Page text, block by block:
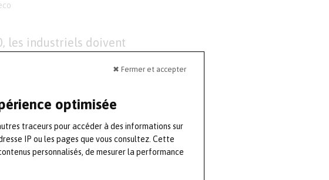
✖ Fermer et accepter
optimisée
traceurs pour accéder à des informations sur
IP ou les pages que vous consultez. Cette
personnalisés, de mesurer la performance
les industriels doivent
ses solutions